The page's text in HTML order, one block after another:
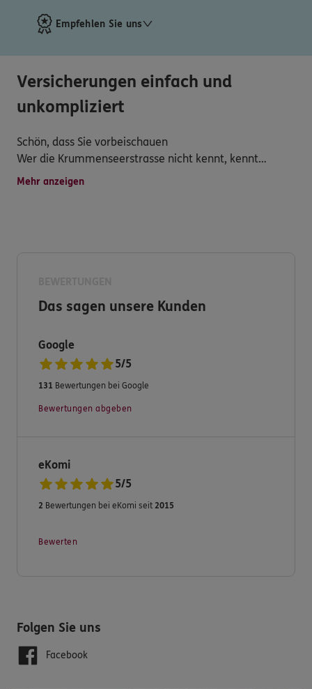
Empfehlen Sie uns
Versicherungen einfach und
unkompliziert
Schön, dass Sie vorbeischauen
Wer die Krummenseerstrasse nicht kennt, kennt
bestimmt die schönen
Versicherungsfragen, Bausparen und
Verfügung. Auf das Know-How von über 30 Jahren
können Sie sich
Krummenseer Str. 14,
12685 Berlin. Tel.: 030 49925396, Mail:
Mehr anzeigen
Das sagen unsere Kunden
Google
5/5
131 Bewertungen bei Google
Bewertungen abgeben
eKomi
5/5
2 Bewertungen bei eKomi seit 2015
Bewerten
Folgen Sie uns
Facebook